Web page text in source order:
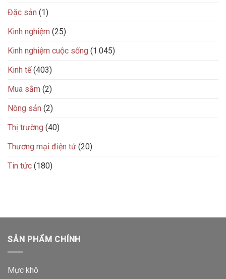
Đặc sản (1)
Kinh nghiệm (25)
Kinh nghiệm cuộc sống (1.045)
Kinh tế(403)
Mua sắm (2)
Nông sản (2)
Thị trường (40)
Thương mại điện tử (20)
Tin tức (180)
SẢN PHẨM CHÍNH
Mực khô